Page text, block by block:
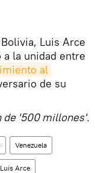
Luis Arce
la unidad entre
al
de su
de '500 millones'.
Venezuela
Luis Arce